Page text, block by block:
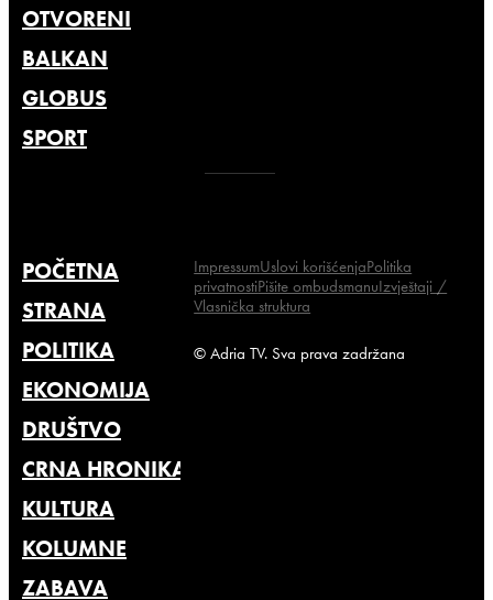
OTVORENI
BALKAN
GLOBUS
SPORT
POČETNA
STRANA
POLITIKA
EKONOMIJA
DRUŠTVO
CRNA HRONIKA
KULTURA
KOLUMNE
ZABAVA
ImpressumUslovi korišćenjaPolitika
privatnostiPišite ombudsmanuIzvještaji /
Vlasnička struktura
© Adria TV. Sva prava zadržana